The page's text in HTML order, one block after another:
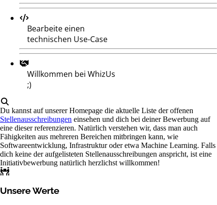
Bearbeite einen
technischen Use-Case
Willkommen bei WhizUs
;)
Du kannst auf unserer Homepage die aktuelle Liste der offenen
Stellenausschreibungen einsehen und dich bei deiner Bewerbung auf
eine dieser referenzieren. Natürlich verstehen wir, dass man auch
Fähigkeiten aus mehreren Bereichen mitbringen kann, wie
Softwareentwicklung, Infrastruktur oder etwa Machine Learning. Falls
dich keine der aufgelisteten Stellenausschreibungen anspricht, ist eine
Initiativbewerbung natürlich herzlichst willkommen!
Unsere Werte